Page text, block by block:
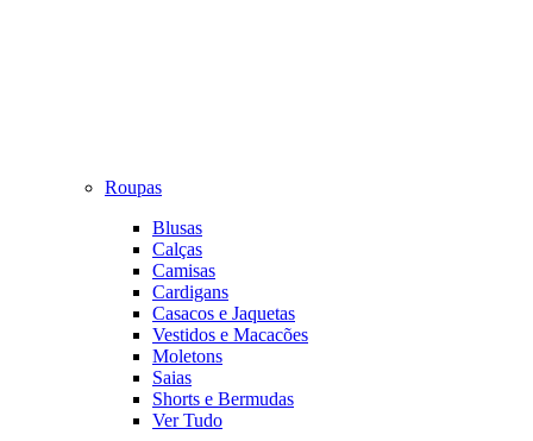
Roupas
Blusas
Calças
Camisas
Cardigans
Casacos e Jaquetas
Vestidos e Macacões
Moletons
Saias
Shorts e Bermudas
Ver Tudo